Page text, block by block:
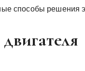
способы решения